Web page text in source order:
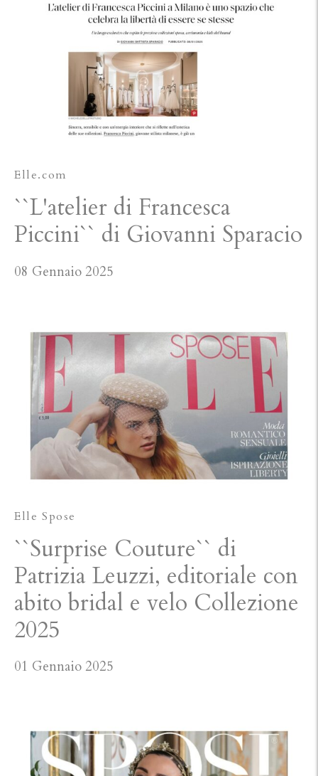
Elle.com
``L'atelier di Francesca
Piccini`` di Giovanni Sparacio
08 Gennaio 2025
Elle Spose
``Surprise Couture`` di
Patrizia Leuzzi, editoriale con
abito bridal e velo Collezione
2025
01 Gennaio 2025